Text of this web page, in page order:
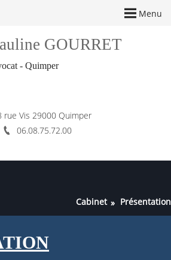
Menu
GOURRET
- Quimper
rue Vis 29000 Quimper
06.08.75.72.00
Cabinet Présentation